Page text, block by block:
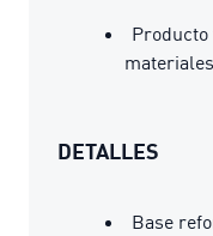
Producto
DETALLES
Base